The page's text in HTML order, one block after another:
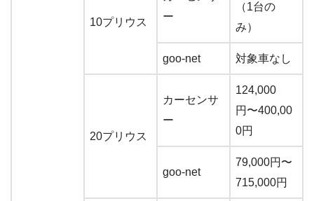
10プリウス
ー
（1台の
み）
goo-net 対象車なし
20プリウス
カーセンサ
ー
124,000
円〜400,00
0円
goo-net
79,000円〜
715,000円